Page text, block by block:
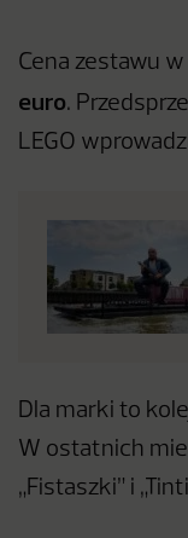
Cena zestawu
euro.
LEGO
Dla marki to
W ostatnich
„Fistaszki” i